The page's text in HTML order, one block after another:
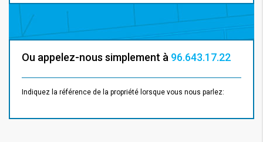
Ou appelez-nous simplement à 96.643.17.22
Indiquez la référence de la propriété lorsque vous nous parlez: